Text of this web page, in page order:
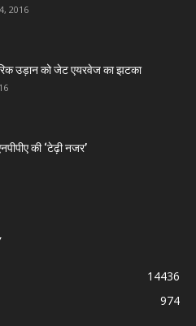
2016
उड़ान को जेट एयरवेज का झटका
की ‘टेढ़ी नजर’
14436
974